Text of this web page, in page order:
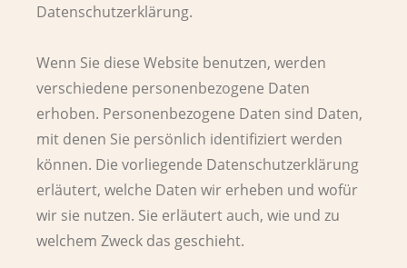
Datenschutzerklärung.
Wenn Sie diese Website benutzen, werden
verschiedene personenbezogene Daten
erhoben. Personenbezogene Daten sind Daten,
mit denen Sie persönlich identifiziert werden
können. Die vorliegende Datenschutzerklärung
erläutert, welche Daten wir erheben und wofür
wir sie nutzen. Sie erläutert auch, wie und zu
welchem Zweck das geschieht.